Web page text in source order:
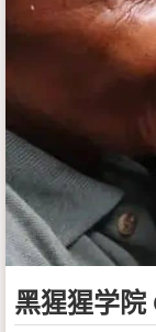
黑猩猩学院